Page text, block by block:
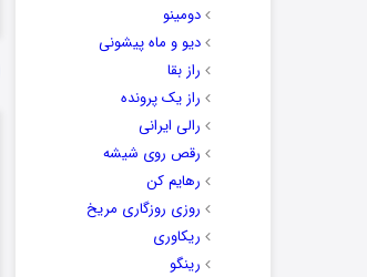
دومینو
دیو و ماه پیشونی
راز بقا
راز یک پرونده
رالی ایرانی
رقص روی شیشه
رهایم کن
روزی روزگاری مریخ
ریکاوری
رینگو